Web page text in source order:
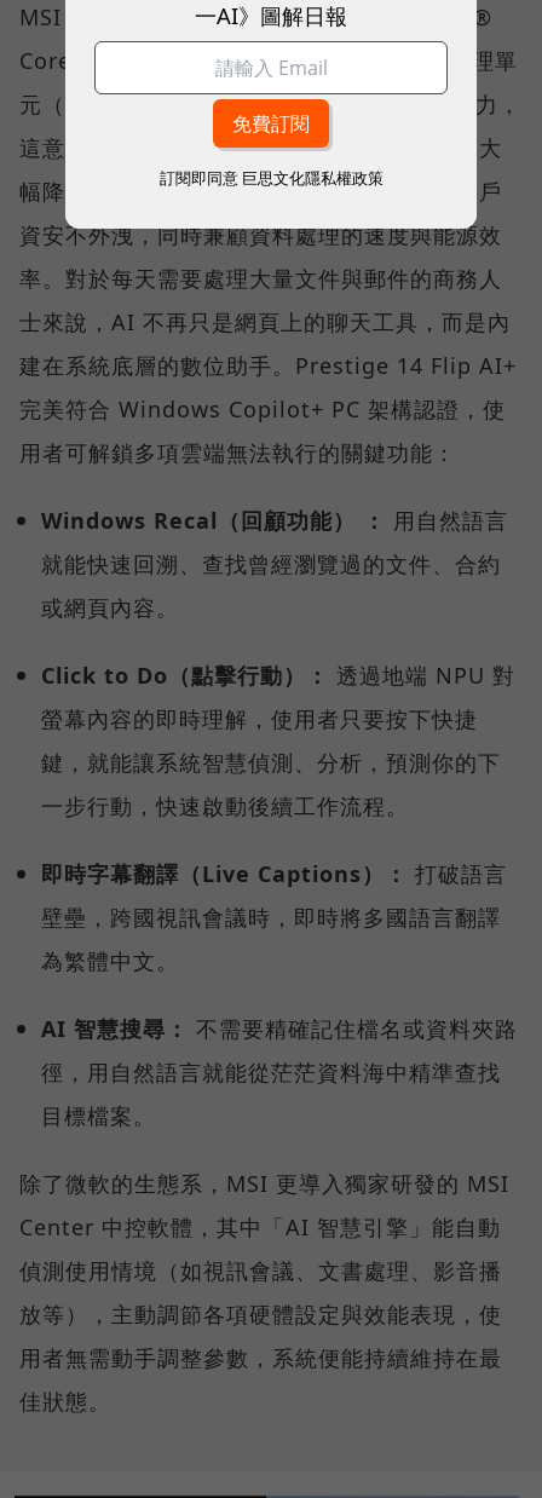
MSI Prestige 14 Flip AI+ 搭載最新的 Intel®
Core™ Ultra X7 處理器，擁有強大的神經處理單
元（NPU），能提供優異的本地端 AI 運算能力，
這意味著大量運算能透過筆電本身就能執行，大
幅降低對雲端的依賴，確保企業敏感資料與客戶
資安不外洩，同時兼顧資料處理的速度與能源效
率。對於每天需要處理大量文件與郵件的商務人
士來說，AI 不再只是網頁上的聊天工具，而是內
建在系統底層的數位助手。Prestige 14 Flip AI+
完美符合 Windows Copilot+ PC 架構認證，使
用者可解鎖多項雲端無法執行的關鍵功能：
Windows Recal（回顧功能） ：
用自然語言
就能快速回溯、查找曾經瀏覽過的文件、合約
或網頁內容。
Click to Do（點擊行動）： 透過地端 NPU 對
螢幕內容的即時理解，使用者只要按下快捷
鍵，就能讓系統智慧偵測、分析，預測你的下
一步行動，快速啟動後續工作流程。
即時字幕翻譯（Live Captions）： 打破語言
壁壘，跨國視訊會議時，即時將多國語言翻譯
為繁體中文。
AI 智慧搜尋： 不需要精確記住檔名或資料夾路
徑，用自然語言就能從茫茫資料海中精準查找
目標檔案。
除了微軟的生態系，MSI 更導入獨家研發的 MSI
Center 中控軟體，其中「AI 智慧引擎」能自動
偵測使用情境（如視訊會議、文書處理、影音播
放等），主動調節各項硬體設定與效能表現，使
用者無需動手調整參數，系統便能持續維持在最
佳狀態。
一AI》圖解日報
訂閱即同意 巨思文化隱私權政策